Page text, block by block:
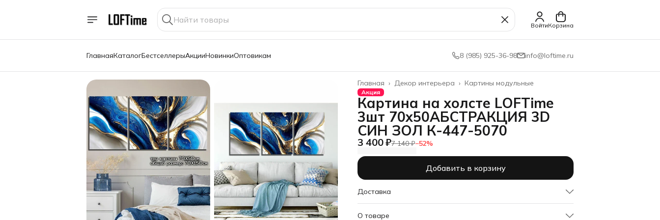
ВойтиКорзина
ГлавнаяКаталогБестселлерыАкцииНовинкиОптовикам 8 (985) 925-36-98 info@loftime.ru
Картины модульные
Декор интерьера ›
Главная ›
Акция
Картина на холсте LOFTime
3шт 70х50АБСТРАКЦИЯ 3D
СИН ЗОЛ К-447-5070
3 400 ₽7 140 ₽−52%
Добавить в корзину
Доставка
О товаре